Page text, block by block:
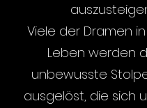
Viele der Dramen
Leben werden
unbewusste
ausgelöst, die sich